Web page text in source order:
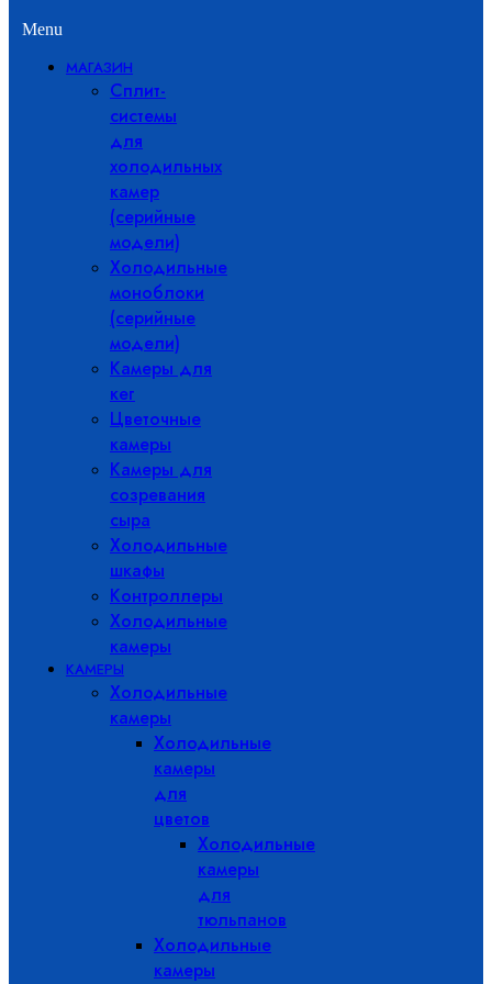
Menu
МАГАЗИН
Сплит-
системы
для
холодильных
камер
(серийные
модели)
Холодильные
моноблоки
(серийные
модели)
Камеры для
кег
Цветочные
камеры
Камеры для
созревания
сыра
Холодильные
шкафы
Контроллеры
Холодильные
камеры
КАМЕРЫ
Холодильные
камеры
Холодильные
камеры
для
цветов
Холодильные
камеры
для
тюльпанов
Холодильные
камеры